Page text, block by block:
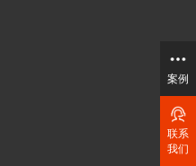
案例
联系
我们